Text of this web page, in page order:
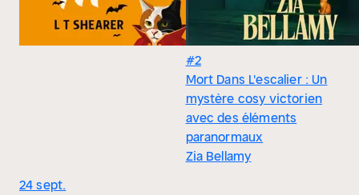
24 sept.
#2
Mort Dans L'escalier : Un
mystère cosy victorien
avec des éléments
paranormaux
Zia Bellamy